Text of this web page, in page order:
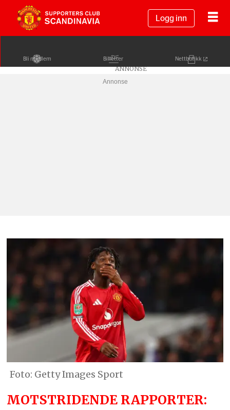
Logg inn
Bli medlem Billetter Nettbutikk
Annonse
Getty Images Sport
MOTSTRIDENDE RAPPORTER: